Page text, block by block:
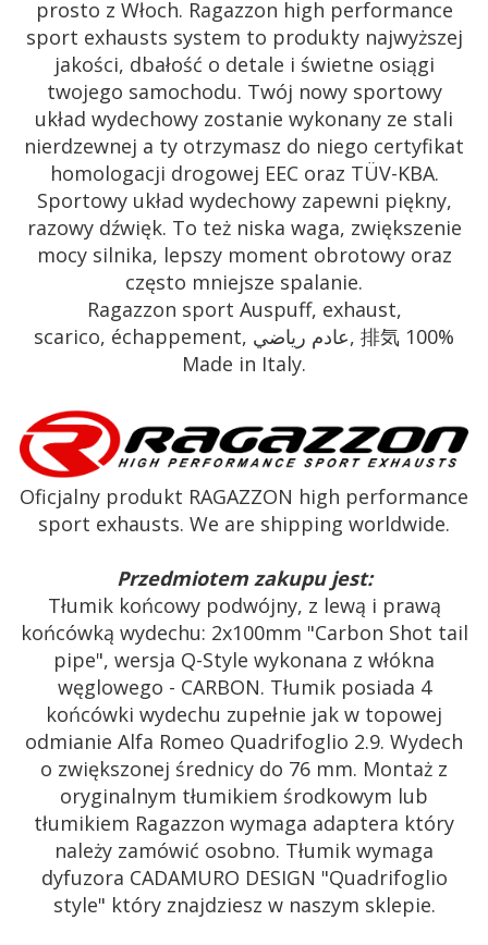
prosto z Włoch. Ragazzon high performance
sport exhausts system to produkty najwyższej
jakości, dbałość o detale i świetne osiągi
twojego samochodu. Twój nowy sportowy
układ wydechowy zostanie wykonany ze stali
nierdzewnej a ty otrzymasz do niego certyfikat
homologacji drogowej EEC oraz TÜV-KBA.
Sportowy układ wydechowy zapewni piękny,
razowy dźwięk. To też niska waga, zwiększenie
mocy silnika, lepszy moment obrotowy oraz
często mniejsze spalanie.
Ragazzon sport Auspuff, exhaust,
scarico, échappement, عادم رياضي, 排気 100%
Made in Italy.
Oficjalny produkt RAGAZZON high performance
sport exhausts. We are shipping worldwide.
Przedmiotem zakupu jest:
Tłumik końcowy podwójny, z lewą i prawą
końcówką wydechu: 2x100mm "Carbon Shot tail
pipe", wersja Q-Style wykonana z włókna
węglowego - CARBON. Tłumik posiada 4
końcówki wydechu zupełnie jak w topowej
odmianie Alfa Romeo Quadrifoglio 2.9. Wydech
o zwiększonej średnicy do 76 mm. Montaż z
oryginalnym tłumikiem środkowym lub
tłumikiem Ragazzon wymaga adaptera który
należy zamówić osobno. Tłumik wymaga
dyfuzora CADAMURO DESIGN "Quadrifoglio
style" który znajdziesz w naszym sklepie.